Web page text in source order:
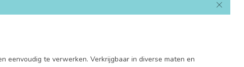
eenvoudig te verwerken. Verkrijgbaar in diverse maten en